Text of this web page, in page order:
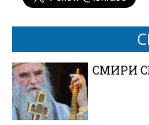
СМИРИ